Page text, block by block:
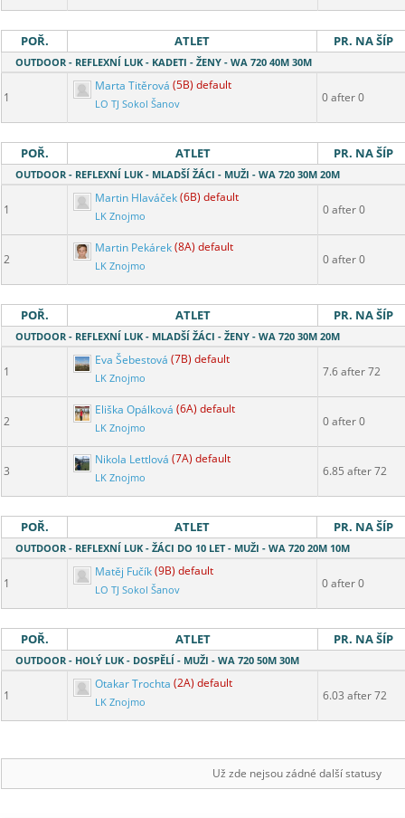
POŘ. ATLET PR. NA ŠÍP
OUTDOOR - REFLEXNÍ LUK - KADETI - ŽENY - WA 720 40M 30M
1
Marta Titěrová (5B) default
LO TJ Sokol Šanov 0 after 0
POŘ. ATLET PR. NA ŠÍP
OUTDOOR - REFLEXNÍ LUK - MLADŠÍ ŽÁCI - MUŽI - WA 720 30M 20M
1
Martin Hlaváček(6B) default
LK Znojmo 0 after 0
2
Martin Pekárek(8A) default
LK Znojmo 0 after 0
POŘ. ATLET PR. NA ŠÍP
OUTDOOR - REFLEXNÍ LUK - MLADŠÍ ŽÁCI - ŽENY - WA 720 30M 20M
1
Eva Šebestová (7B) default
LK Znojmo 7.6 after 72
2
Eliška Opálková (6A) default
LK Znojmo 0 after 0
3
Nikola Lettlová (7A) default
LK Znojmo 6.85 after 72
POŘ. ATLET PR. NA ŠÍP
OUTDOOR - REFLEXNÍ LUK - ŽÁCI DO 10 LET - MUŽI - WA 720 20M 10M
1
Matěj Fučík(9B) default
LO TJ Sokol Šanov 0 after 0
POŘ. ATLET PR. NA ŠÍP
OUTDOOR - HOLÝ LUK - DOSPĚLÍ - MUŽI - WA 720 50M 30M
1
Otakar Trochta (2A) default
LK Znojmo 6.03 after 72
Už zde nejsou zádné další statusy